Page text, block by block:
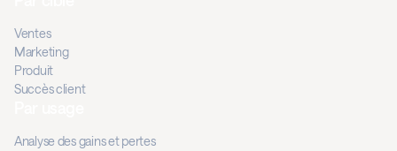
Ventes
Marketing
Produit
Succès client
Analyse des gains et pertes